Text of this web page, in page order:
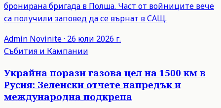
бронирана бригада в Полша. Част от войниците вече
са получили заповед да се върнат в САЩ.
Admin Novinite· 26 юли 2026 г.
Събития и Кампании
Украйна порази газова цел на 1500 км в
Русия: Зеленски отчете напредък и
международна подкрепа